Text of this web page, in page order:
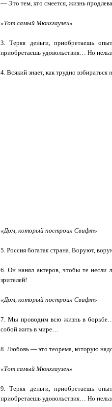
— Это тем, кто смеется, жизнь
«Тот самый Мюнхгаузен»
3. Теряя деньги, приобретаешь
приобретаешь удовольствия… Но
4. Всякий знает, как трудно
«Дом, который построил Свифт»
5. Россия богатая страна. Воруют,
6. Он нанял актеров, чтобы те несли
зрителей!
«Дом, который построил Свифт»
7. Мы проводим всю жизнь в
собой жить в мире…
8. Любовь — это теорема, которую
«Тот самый Мюнхгаузен»
9. Теряя деньги, приобретаешь
приобретаешь удовольствия… Но